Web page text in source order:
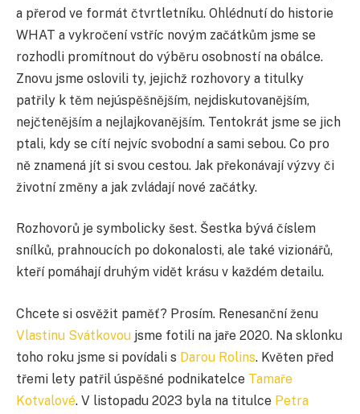
a přerod ve formát čtvrtletníku. Ohlédnutí do historie
WHAT a vykročení vstříc novým začátkům jsme se
rozhodli promítnout do výběru osobností na obálce.
Znovu jsme oslovili ty, jejichž rozhovory a titulky
patřily k těm nejúspěšnějším, nejdiskutovanějším,
nejčtenějším a nejlajkovanějším. Tentokrát jsme se jich
ptali, kdy se cítí nejvíc svobodní a sami sebou. Co pro
ně znamená jít si svou cestou. Jak překonávají výzvy či
životní změny a jak zvládají nové začátky.
Rozhovorů je symbolicky šest. Šestka bývá číslem
snílků, prahnoucích po dokonalosti, ale také vizionářů,
kteří pomáhají druhým vidět krásu v každém detailu.
Chcete si osvěžit paměť? Prosím. Renesanční ženu
Vlastinu Svátkovou jsme fotili na jaře 2020. Na sklonku
toho roku jsme si povídali s Darou Rolins. Květen před
třemi lety patřil úspěšné podnikatelce Tamaře
Kotvalové. V listopadu 2023 byla na titulce Petra